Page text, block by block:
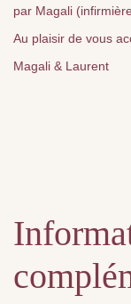
par Magali
Au plaisir de vous
Magali & Laurent